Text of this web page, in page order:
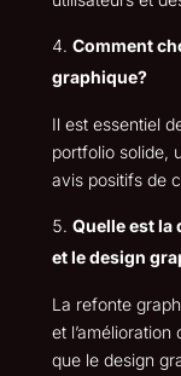
Comment
graphique?
Il est essentiel
portfolio solide,
avis positifs de
Quelle est
et le design
La refonte
et
que le design